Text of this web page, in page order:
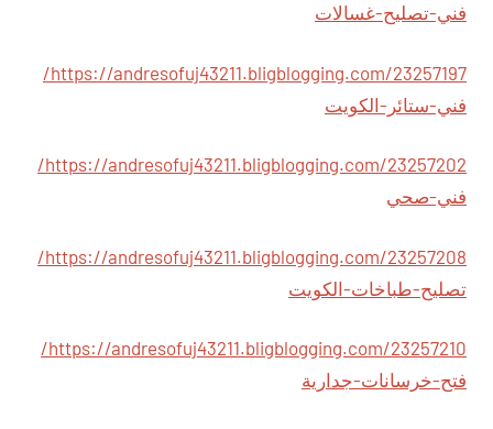
فني-تصليح-غسالات
https://andresofuj43211.bligblogging.com/23257197/
فني-ستائر-الكويت
https://andresofuj43211.bligblogging.com/23257202/
فني-صحي
https://andresofuj43211.bligblogging.com/23257208/
تصليح-طباخات-الكويت
https://andresofuj43211.bligblogging.com/23257210/
فتح-خرسانات-جدارية